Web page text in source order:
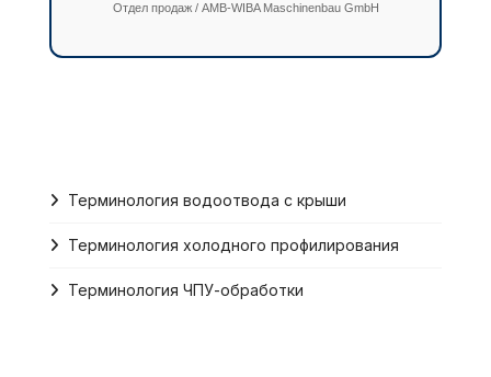
Отдел продаж / AMB-WIBA Maschinenbau GmbH
Терминология водоотвода с крыши
Терминология холодного профилирования
Терминология ЧПУ-обработки